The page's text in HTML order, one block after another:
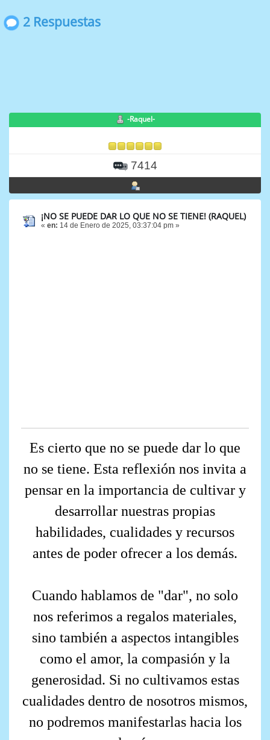
2 Respuestas
-Raquel-
7414
¡NO SE PUEDE DAR LO QUE NO SE TIENE! (RAQUEL)
« en: 14 de Enero de 2025, 03:37:04 pm »
Es cierto que no se puede dar lo que
no se tiene. Esta reflexión nos invita a
pensar en la importancia de cultivar y
desarrollar nuestras propias
habilidades, cualidades y recursos
antes de poder ofrecer a los demás.
Cuando hablamos de "dar", no solo
nos referimos a regalos materiales,
sino también a aspectos intangibles
como el amor, la compasión y la
generosidad. Si no cultivamos estas
cualidades dentro de nosotros mismos,
no podremos manifestarlas hacia los